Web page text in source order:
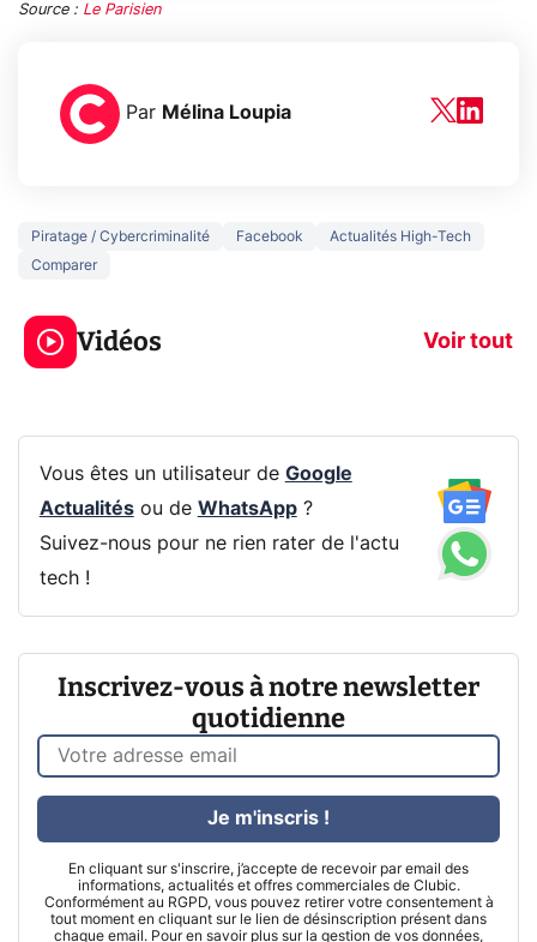
Source : Le Parisien
Par Mélina Loupia
Piratage / Cybercriminalité Facebook
Actualités High-Tech
Comparer
Vidéos Voir tout
5 générations de
jeux dans la
prochaine Xbox !
navigation
Vous êtes un utilisateur de Google
Actualitésou de WhatsApp?
Suivez-nous pour ne rien rater de l'actu
tech !
Inscrivez-vous à notre newsletter
quotidienne
En cliquant sur s'inscrire, j’accepte de recevoir par email des
informations, actualités et offres commerciales de Clubic.
Conformément au RGPD, vous pouvez retirer votre consentement à
tout moment en cliquant sur le lien de désinscription présent dans
chaque email. Pour en savoir plus sur la gestion de vos données,
Je m'inscris !